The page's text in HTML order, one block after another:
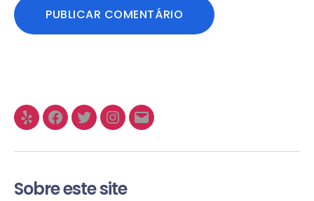
Sobre este site